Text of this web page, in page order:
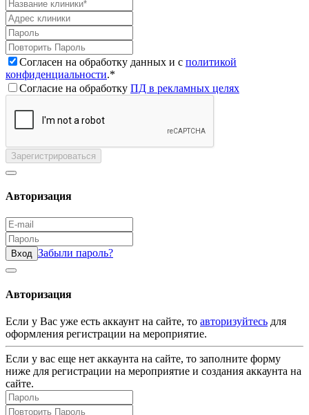
Согласен на обработку данных и с политикой
конфиденциальности.*
Согласие на обработку ПД в рекламных целях
Зарегистрироваться
Авторизация
Вход Забыли пароль?
Авторизация
Если у Вас уже есть аккаунт на сайте, то авторизуйтесь для
оформления регистрации на мероприятие.
Если у вас еще нет аккаунта на сайте, то заполните форму
ниже для регистрации на мероприятие и создания аккаунта на
сайте.